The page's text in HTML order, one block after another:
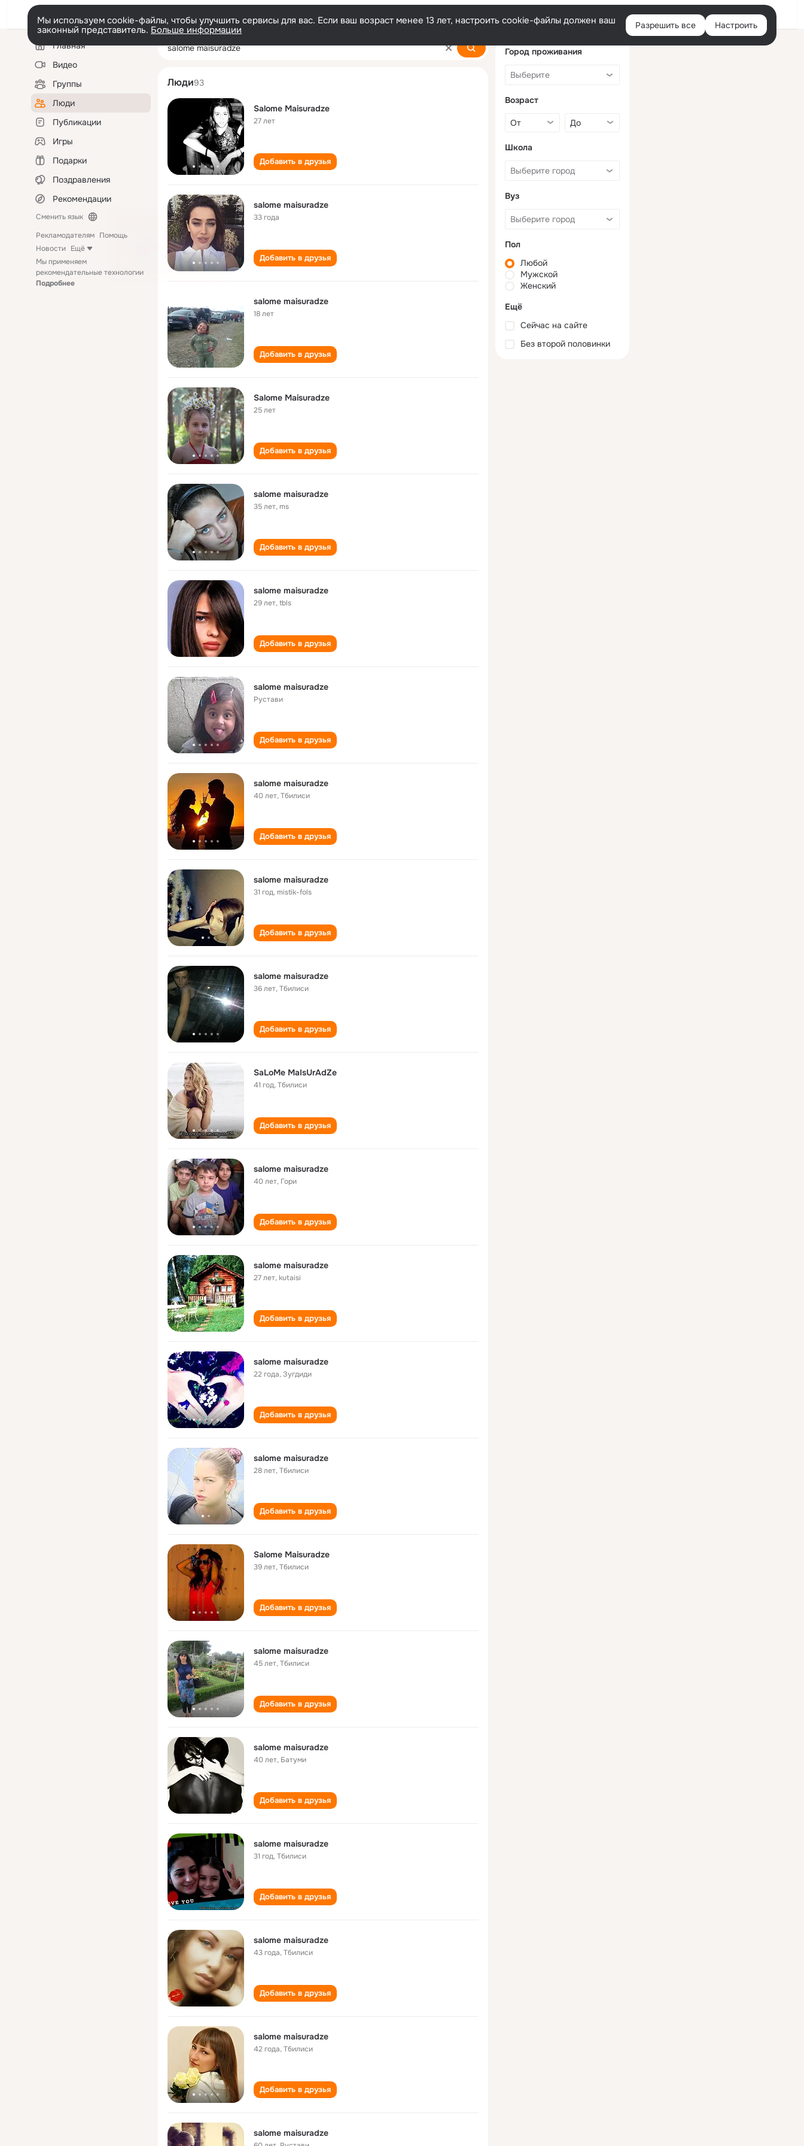
Войти
Мы используем cookie-файлы, чтобы улучшить сервисы для вас. Если ваш возраст менее 13 лет, настроить cookie-файлы должен ваш
законный представитель. Больше информации Разрешить все Настроить
Левая
колонкаГлавная
Видео
Группы
Люди
Публикации
Игры
Подарки
Поздравления
Рекомендации
Сменить язык
Рекламодателям Помощь
Новости Ещё
Мы применяем
рекомендательные технологии
Подробнее
salome maisuradze
Люди93
Salome Maisuradze
27 лет
Добавить в друзья
salome maisuradze
33 года
Добавить в друзья
salome maisuradze
18 лет
Добавить в друзья
Salome Maisuradze
25 лет
Добавить в друзья
salome maisuradze
35 лет,ms
Добавить в друзья
salome maisuradze
29 лет,tbls
Добавить в друзья
salome maisuradze
Рустави
Добавить в друзья
salome maisuradze
40 лет,Тбилиси
Добавить в друзья
salome maisuradze
31 год,mistik-fols
Добавить в друзья
salome maisuradze
36 лет,Тбилиси
Добавить в друзья
SaLoMe MaIsUrAdZe
41 год,Тбилиси
Добавить в друзья
salome maisuradze
40 лет, Гори
Добавить в друзья
salome maisuradze
27 лет,kutaisi
Добавить в друзья
salome maisuradze
22 года,Зугдиди
Добавить в друзья
salome maisuradze
28 лет,Тбилиси
Добавить в друзья
Salome Maisuradze
39 лет,Тбилиси
Добавить в друзья
salome maisuradze
45 лет,Тбилиси
Добавить в друзья
salome maisuradze
40 лет, Батуми
Добавить в друзья
salome maisuradze
31 год,Тбилиси
Добавить в друзья
salome maisuradze
43 года,Тбилиси
Добавить в друзья
salome maisuradze
42 года,Тбилиси
Добавить в друзья
salome maisuradze
Город проживания
Возраст
Школа
Вуз
Пол
Любой
Мужской
Женский
Ещё
Сейчас на сайте
Без второй половинки